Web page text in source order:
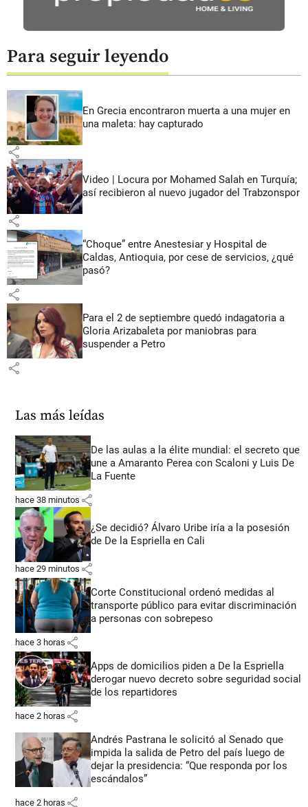
Para seguir leyendo
En Grecia encontraron muerta a una mujer en
una maleta: hay capturado
share
Video | Locura por Mohamed Salah en Turquía;
así recibieron al nuevo jugador del Trabzonspor
share
“Choque” entre Anestesiar y Hospital de
Caldas, Antioquia, por cese de servicios, ¿qué
pasó?
share
Para el 2 de septiembre quedó indagatoria a
Gloria Arizabaleta por maniobras para
suspender a Petro
share
Las más leídas
De las aulas a la élite mundial: el secreto que
une a Amaranto Perea con Scaloni y Luis De
La Fuente
hace 38 minutos share
¿Se decidió? Álvaro Uribe iría a la posesión
de De la Espriella en Cali
hace 29 minutos share
Corte Constitucional ordenó medidas al
transporte público para evitar discriminación
a personas con sobrepeso
hace 3 horas share
Apps de domicilios piden a De la Espriella
derogar nuevo decreto sobre seguridad social
de los repartidores
hace 2 horas share
Andrés Pastrana le solicitó al Senado que
impida la salida de Petro del país luego de
dejar la presidencia: “Que responda por los
escándalos”
hace 2 horas share